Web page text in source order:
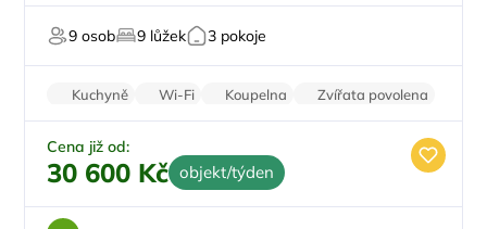
Pro milovníky přírody
9 osob 9 lůžek 3 pokoje
Kuchyně Wi-Fi Koupelna
Zvířata povolena
Parkování zdarma
Cena již od:
30 600 Kč objekt/týden